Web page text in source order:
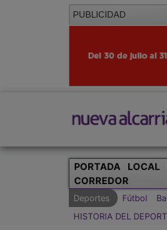
PUBLICIDAD
PORTADA LOCAL
CORREDOR
Deportes Fútbol
HISTORIA DEL